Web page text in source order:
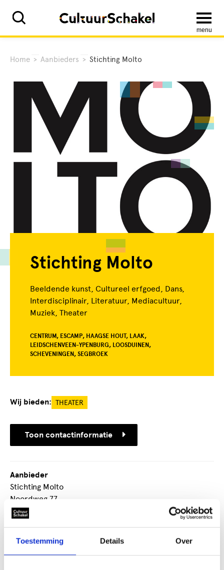
Toestemming Details Over
menu
Home > Aanbieders > Stichting Molto
Stichting Molto
Beeldende kunst, Cultureel erfgoed, Dans,
Interdisciplinair, Literatuur, Mediacultuur,
Muziek, Theater
CENTRUM, ESCAMP, HAAGSE HOUT, LAAK,
LEIDSCHENVEEN-YPENBURG, LOOSDUINEN,
SCHEVENINGEN, SEGBROEK
Wij bieden: THEATER
Toon contactinformatie
Aanbieder
Stichting Molto
Noordweg 77
2548AB Den Haag